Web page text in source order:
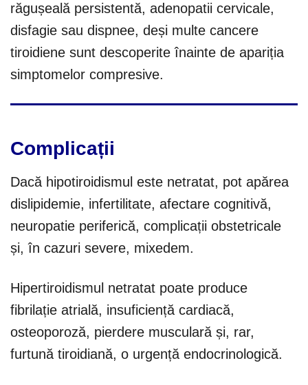
răgușeală persistentă, adenopatii cervicale,
disfagie sau dispnee, deși multe cancere
tiroidiene sunt descoperite înainte de apariția
simptomelor compresive.
Complicații
Dacă hipotiroidismul este netratat, pot apărea
dislipidemie, infertilitate, afectare cognitivă,
neuropatie periferică, complicații obstetricale
și, în cazuri severe, mixedem.
Hipertiroidismul netratat poate produce
fibrilație atrială, insuficiență cardiacă,
osteoporoză, pierdere musculară și, rar,
furtună tiroidiană, o urgență endocrinologică.